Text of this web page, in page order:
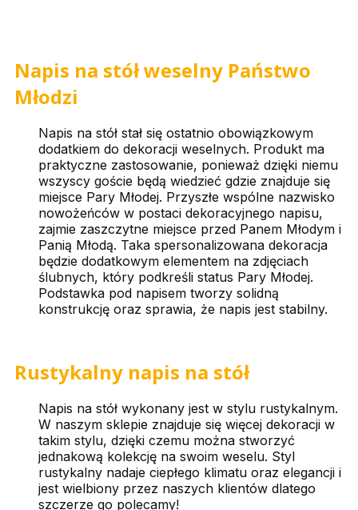
Napis na stół weselny Państwo
Młodzi
Napis na stół stał się ostatnio obowiązkowym
dodatkiem do dekoracji weselnych. Produkt ma
praktyczne zastosowanie, ponieważ dzięki niemu
wszyscy goście będą wiedzieć gdzie znajduje się
miejsce Pary Młodej. Przyszłe wspólne nazwisko
nowożeńców w postaci dekoracyjnego napisu,
zajmie zaszczytne miejsce przed Panem Młodym i
Panią Młodą. Taka spersonalizowana dekoracja
będzie dodatkowym elementem na zdjęciach
ślubnych, który podkreśli status Pary Młodej.
Podstawka pod napisem tworzy solidną
konstrukcję oraz sprawia, że napis jest stabilny.
Rustykalny napis na stół
Napis na stół wykonany jest w stylu rustykalnym.
W naszym sklepie znajduje się więcej dekoracji w
takim stylu, dzięki czemu można stworzyć
jednakową kolekcję na swoim weselu. Styl
rustykalny nadaje ciepłego klimatu oraz elegancji i
jest wielbiony przez naszych klientów dlatego
szczerze go polecamy!